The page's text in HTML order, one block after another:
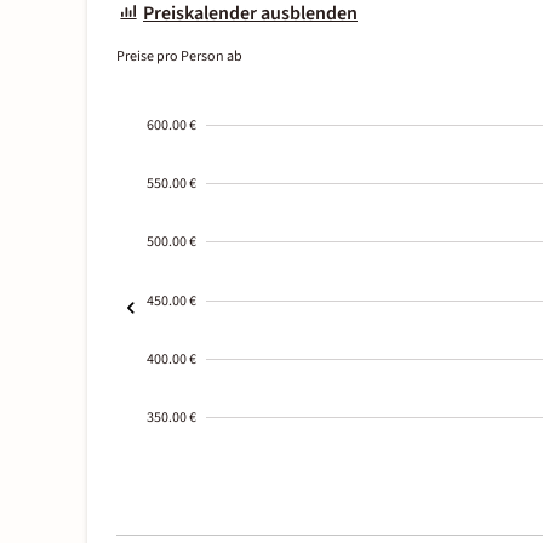
Preiskalender ausblenden
Preise pro Person ab
600.00 €
550.00 €
500.00 €
450.00 €
400.00 €
350.00 €
01-02